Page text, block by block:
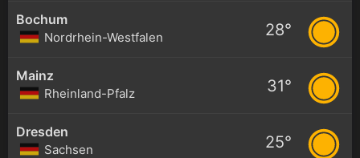
Bochum
Nordrhein-Westfalen 28°
Mainz
Rheinland-Pfalz 31°
Dresden
Sachsen 25°